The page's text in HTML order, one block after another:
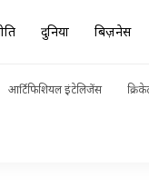
दुनिया बिज़नेस
आर्टिफिशियल इंटेलिजेंस